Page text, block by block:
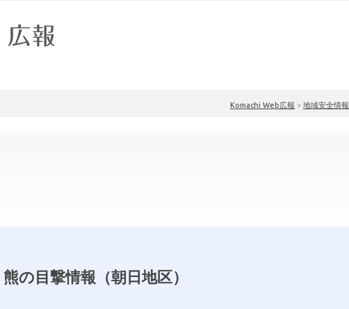
Komachi Web広報 > 地域安全情報
熊の目撃情報（朝日地区）